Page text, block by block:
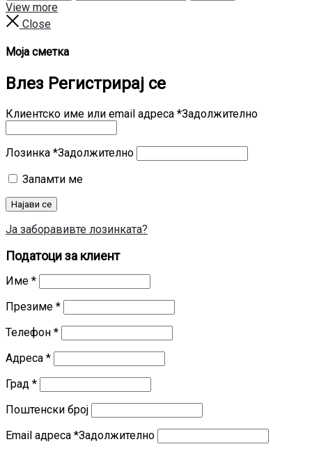
View more
Close
Моја сметка
Влез Регистрирај се
Клиентско име или email адреса *Задолжително
Лозинка *Задолжително
Запамти ме
Најави се
Ја заборавивте лозинката?
Податоци за клиент
Име *
Презиме *
Телефон *
Адреса *
Град *
Поштенски број
Email адреса *Задолжително